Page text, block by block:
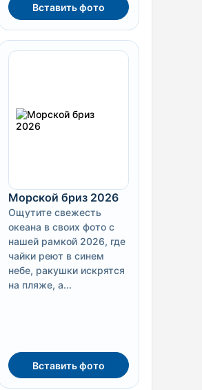
Вставить фото
Морской бриз 2026
Ощутите свежесть
океана в своих фото с
нашей рамкой 2026, где
чайки реют в синем
небе, ракушки искрятся
на пляже, а...
Вставить фото